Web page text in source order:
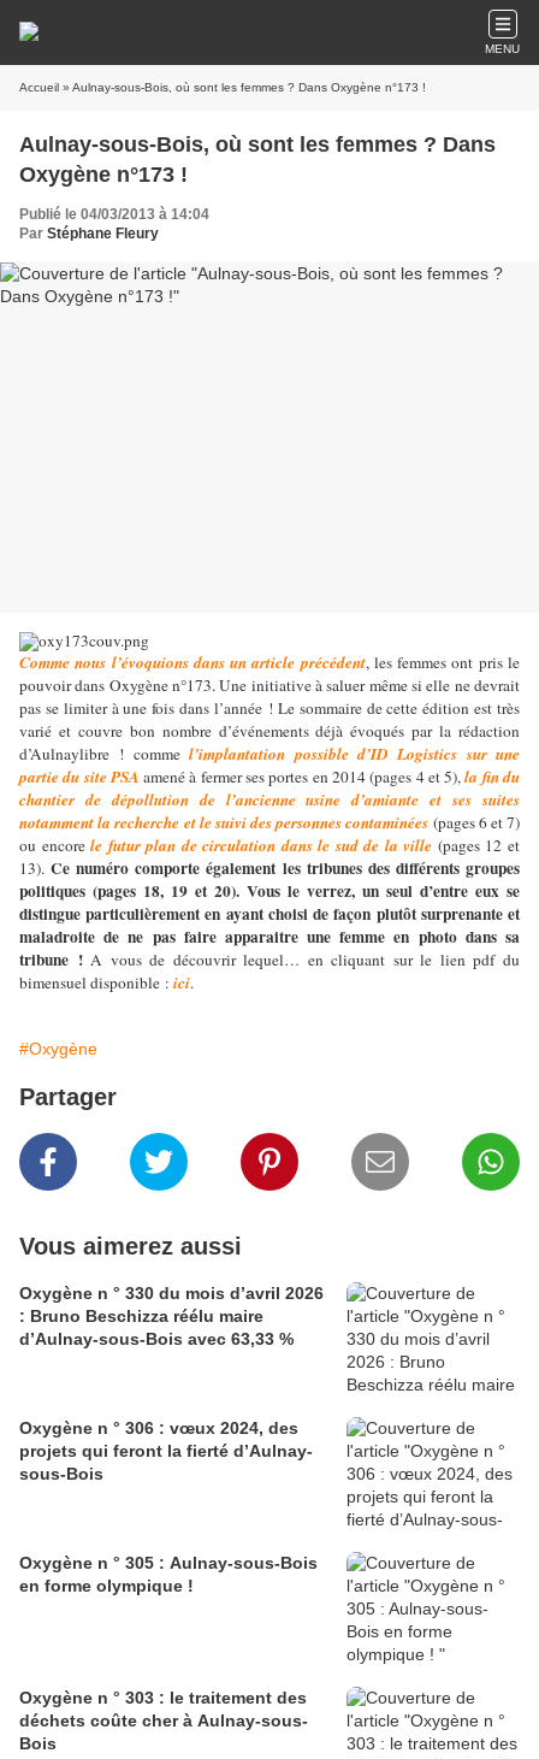
MENU
Accueil » Aulnay-sous-Bois, où sont les femmes ? Dans Oxygène n°173 !
Aulnay-sous-Bois, où sont les femmes ? Dans
Oxygène n°173 !
Publié le 04/03/2013 à 14:04
Par Stéphane Fleury
Comme nous l’évoquions dans un article précédent, les femmes ont pris le
pouvoir dans Oxygène n°173. Une initiative à saluer même si elle ne devrait
pas se limiter à une fois dans l’année ! Le sommaire de cette édition est très
varié et couvre bon nombre d’événements déjà évoqués par la rédaction
d’Aulnaylibre ! commel’implantation possible d’ID Logistics sur une
partie du site PSA amené à fermer ses portes en 2014 (pages 4 et 5),la fin du
chantier de dépollution de l’ancienne usine d’amiante et ses suites
notamment la recherche et le suivi des personnes contaminées (pages 6 et 7)
ou encorele futur plan de circulation dans le sud de la ville (pages 12 et
13).Ce numéro comporte également les tribunes des différents groupes
politiques (pages 18, 19 et 20). Vous le verrez, un seul d’entre eux se
distingue particulièrement en ayant choisi de façon plutôt surprenante et
maladroite de ne pas faire apparaitre une femme en photo dans sa
tribune !A vous de découvrir lequel… en cliquant sur le lien pdf du
bimensuel disponible : ici.
#Oxygène
Partager
Vous aimerez aussi
Oxygène n ° 330 du mois d’avril 2026
: Bruno Beschizza réélu maire
d’Aulnay-sous-Bois avec 63,33 %
Oxygène n ° 306 : vœux 2024, des
projets qui feront la fierté d’Aulnay-
sous-Bois
Oxygène n ° 305 : Aulnay-sous-Bois
en forme olympique !
Oxygène n ° 303 : le traitement des
déchets coûte cher à Aulnay-sous-
Bois